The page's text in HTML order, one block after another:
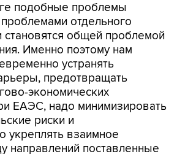
подобные проблемы
отдельного
становятся общей проблемой
Именно поэтому нам
устранять
предотвращать
экономических
ЕАЭС, надо минимизировать
риски и
укреплять взаимное
направлений поставленные